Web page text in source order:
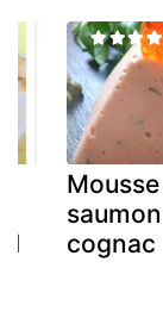
cognac